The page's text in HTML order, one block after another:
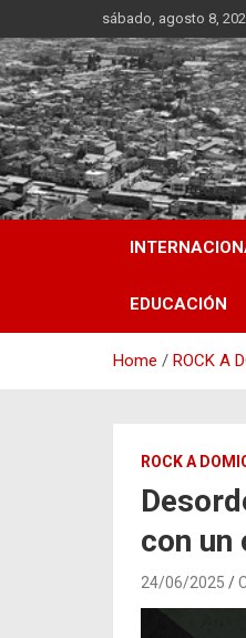
to
content
sábado, agosto 8,
EDUCACIÓN
Home ROCK A
ROCK A
con un
24/06/2025